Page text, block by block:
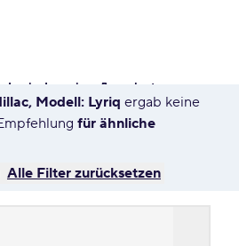
Leasing Angebote
Suche
Modell: Lyriq ergab keine
für ähnliche
Alle Filter zurücksetzen